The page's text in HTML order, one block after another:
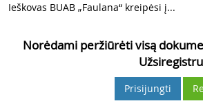
Ieškovas BUAB „Faulana“ kreipėsi į...
Norėdami peržiūrėti visą
Prisijungti